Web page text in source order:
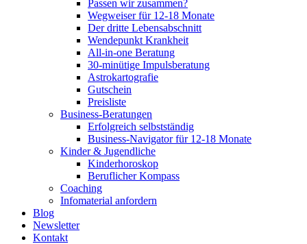
Passen wir zusammen?
Wegweiser für 12-18 Monate
Der dritte Lebensabschnitt
Wendepunkt Krankheit
All-in-one Beratung
30-minütige Impulsberatung
Astrokartografie
Gutschein
Preisliste
Business-Beratungen
Erfolgreich selbstständig
Business-Navigator für 12-18 Monate
Kinder & Jugendliche
Kinderhoroskop
Beruflicher Kompass
Coaching
Infomaterial anfordern
Blog
Newsletter
Kontakt